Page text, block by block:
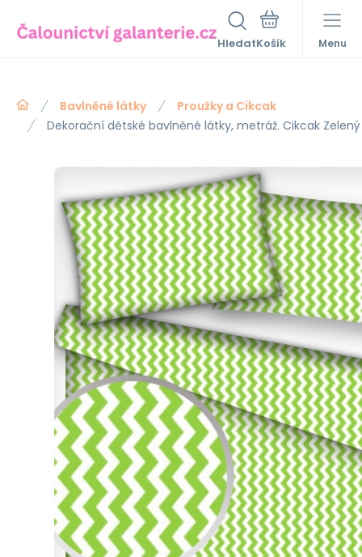
Hledat Menu
Bavlněné látky
Proužky a Cikcak
Dekorační dětské bavlněné látky, metráž. Cikcak Zelený